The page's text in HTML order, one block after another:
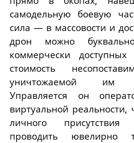
самодельную боевую
сила — в массовости и
дрон можно
коммерчески
стоимость
уничтожаемой им
Управляется он
виртуальной реальности,
личного
проводить ювелирно